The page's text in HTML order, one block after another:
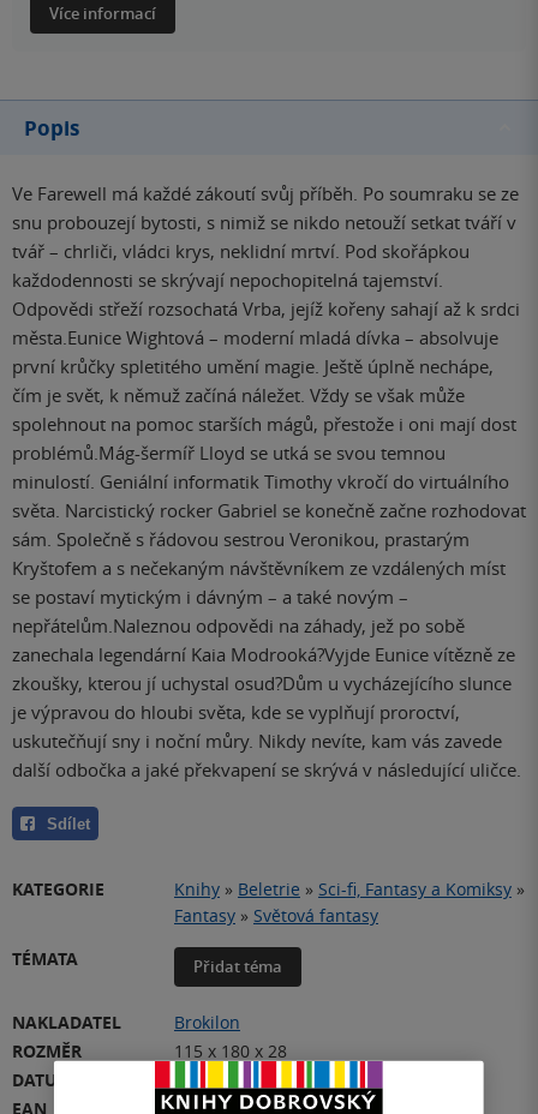
Více informací
Popis
Ve Farewell má každé zákoutí svůj příběh. Po soumraku se ze
snu probouzejí bytosti, s nimiž se nikdo netouží setkat tváří v
tvář – chrliči, vládci krys, neklidní mrtví. Pod skořápkou
každodennosti se skrývají nepochopitelná tajemství.
Odpovědi střeží rozsochatá Vrba, jejíž kořeny sahají až k srdci
města.Eunice Wightová – moderní mladá dívka – absolvuje
první krůčky spletitého umění magie. Ještě úplně nechápe,
čím je svět, k němuž začíná náležet. Vždy se však může
spolehnout na pomoc starších mágů, přestože i oni mají dost
problémů.Mág-šermíř Lloyd se utká se svou temnou
minulostí. Geniální informatik Timothy vkročí do virtuálního
světa. Narcistický rocker Gabriel se konečně začne rozhodovat
sám. Společně s řádovou sestrou Veronikou, prastarým
Kryštofem a s nečekaným návštěvníkem ze vzdálených míst
se postaví mytickým i dávným – a také novým –
nepřátelům.Naleznou odpovědi na záhady, jež po sobě
zanechala legendární Kaia Modrooká?Vyjde Eunice vítězně ze
zkoušky, kterou jí uchystal osud?Dům u vycházejícího slunce
je výpravou do hloubi světa, kde se vyplňují proroctví,
uskutečňují sny i noční můry. Nikdy nevíte, kam vás zavede
další odbočka a jaké překvapení se skrývá v následující uličce.
Sdílet
KATEGORIE Knihy » Beletrie » Sci-fi, Fantasy a Komiksy »
Fantasy » Světová fantasy
TÉMATA
Přidat téma
NAKLADATEL
Brokilon
ROZMĚR
115 x 180 x 28
DATUM VYDÁNÍ
EAN
9788074560002